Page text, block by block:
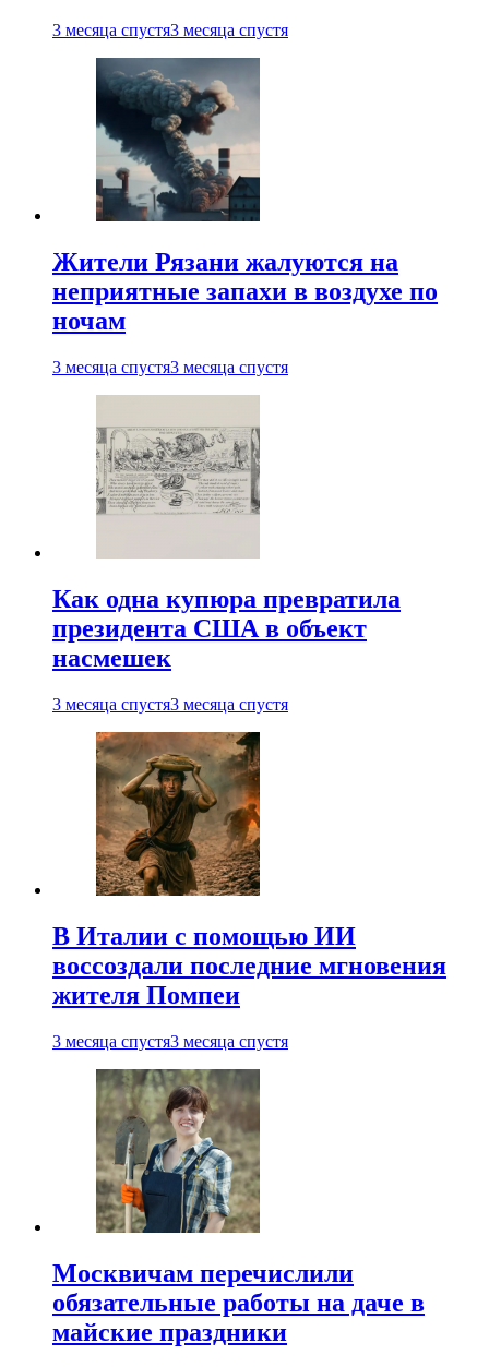
3 месяца спустя3 месяца спустя
Жители Рязани жалуются на
неприятные запахи в воздухе по
ночам
3 месяца спустя3 месяца спустя
Как одна купюра превратила
президента США в объект
насмешек
3 месяца спустя3 месяца спустя
В Италии с помощью ИИ
воссоздали последние мгновения
жителя Помпеи
3 месяца спустя3 месяца спустя
Москвичам перечислили
обязательные работы на даче в
майские праздники